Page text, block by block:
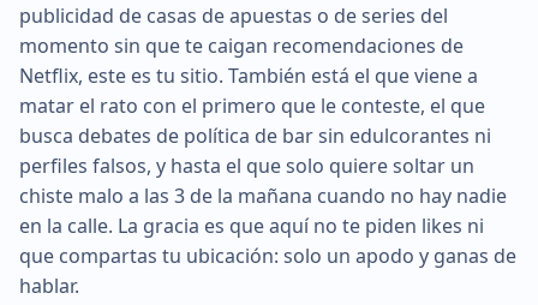
publicidad de casas de apuestas o de series del
momento sin que te caigan recomendaciones de
Netflix, este es tu sitio. También está el que viene a
matar el rato con el primero que le conteste, el que
busca debates de política de bar sin edulcorantes ni
perfiles falsos, y hasta el que solo quiere soltar un
chiste malo a las 3 de la mañana cuando no hay nadie
en la calle. La gracia es que aquí no te piden likes ni
que compartas tu ubicación: solo un apodo y ganas de
hablar.